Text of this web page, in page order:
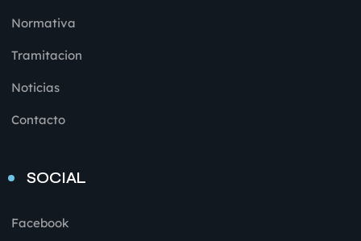
Normativa
Tramitacion
Noticias
Contacto
SOCIAL
Facebook